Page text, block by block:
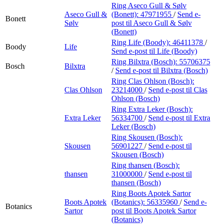
Bonett
Aseco Gull &
Sølv
Ring Aseco Gull & Sølv
(Bonett): 47971955 / Send e-
post til Aseco Gull & Sølv
(Bonett)
Boody
Life
Ring Life (Boody): 46411378 /
Send e-post til Life (Boody)
Bosch
Bilxtra
Ring Bilxtra (Bosch): 55706375
/ Send e-post til Bilxtra (Bosch)
Clas Ohlson
Ring Clas Ohlson (Bosch):
23214000 / Send e-post til Clas
Ohlson (Bosch)
Extra Leker
Ring Extra Leker (Bosch):
56334700 / Send e-post til Extra
Leker (Bosch)
Skousen
Ring Skousen (Bosch):
56901227 / Send e-post til
Skousen (Bosch)
thansen
Ring thansen (Bosch):
31000000 / Send e-post til
thansen (Bosch)
Botanics
Boots Apotek
Sartor
Ring Boots Apotek Sartor
(Botanics): 56335960 / Send e-
post til Boots Apotek Sartor
(Botanics)